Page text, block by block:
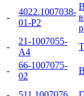
-
4022.1007038-
01-Р2
-
21-1007055-
А4
-
66-1007075-
02